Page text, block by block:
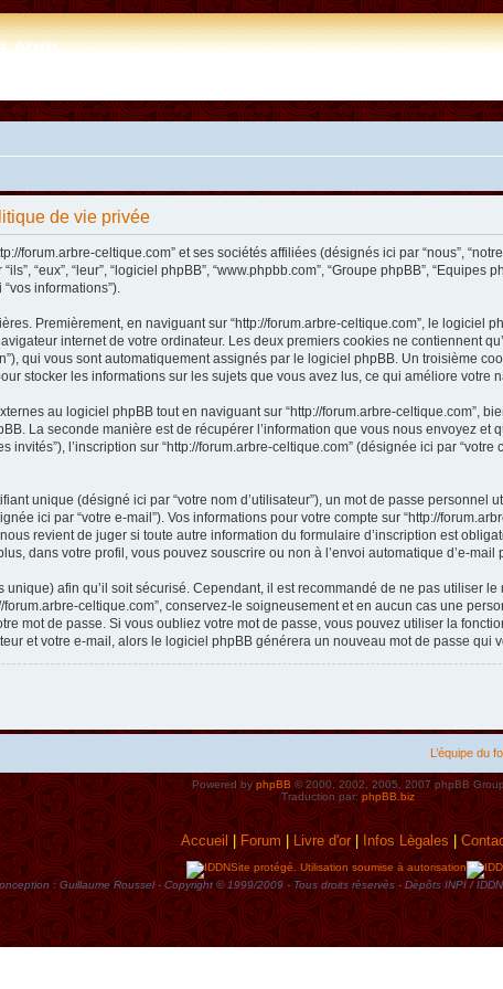
de vie privée
forum.arbre-celtique.com” et ses sociétés affiliées (désignés ici par “nous”,
“eux”, “leur”, “logiciel phpBB”, “www.phpbb.com”, “Groupe phpBB”,
informations”).
Premièrement, en naviguant sur “http://forum.arbre-celtique.com”, le logiciel
internet de votre ordinateur. Les deux premiers cookies ne contiennent
qui vous sont automatiquement assignés par le logiciel phpBB. Un troisième
stocker les informations sur les sujets que vous avez lus, ce qui améliore votre
au logiciel phpBB tout en naviguant sur “http://forum.arbre-celtique.com”,
La seconde manière est de récupérer l’information que vous nous envoyez et
invités”), l’inscription sur “http://forum.arbre-celtique.com” (désignée ici par
unique (désigné ici par “votre nom d’utilisateur”), un mot de passe personnel
ici par “votre e-mail”). Vos informations pour votre compte sur “http://
revient de juger si toute autre information du formulaire d’inscription est
dans votre profil, vous pouvez souscrire ou non à l’envoi automatique d’e-mail
afin qu’il soit sécurisé. Cependant, il est recommandé de ne pas utiliser
forum.arbre-celtique.com”, conservez-le soigneusement et en aucun cas une
mot de passe. Si vous oubliez votre mot de passe, vous pouvez utiliser la
et votre e-mail, alors le logiciel phpBB générera un nouveau mot de passe qui
L’équipe du
Powered byphpBB© 2000, 2002, 2005, 2007 phpBB
Traduction par:phpBB.biz
Accueil|Forum|Livre d'or|Infos Lègales|
Site protégé. Utilisation soumise à autorisation
: Guillaume Roussel - Copyright © 1999/2009 - Tous droits rèservès - Dèpôts INPI /